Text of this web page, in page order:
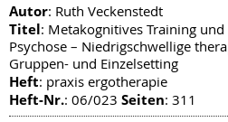
Autor: Ruth Veckenstedt
Titel: Metakognitives Training
Psychose – Niedrigschwellige
Gruppen- und Einzelsetting
Heft: praxis ergotherapie
Heft-Nr.: 06/023 Seiten: 311